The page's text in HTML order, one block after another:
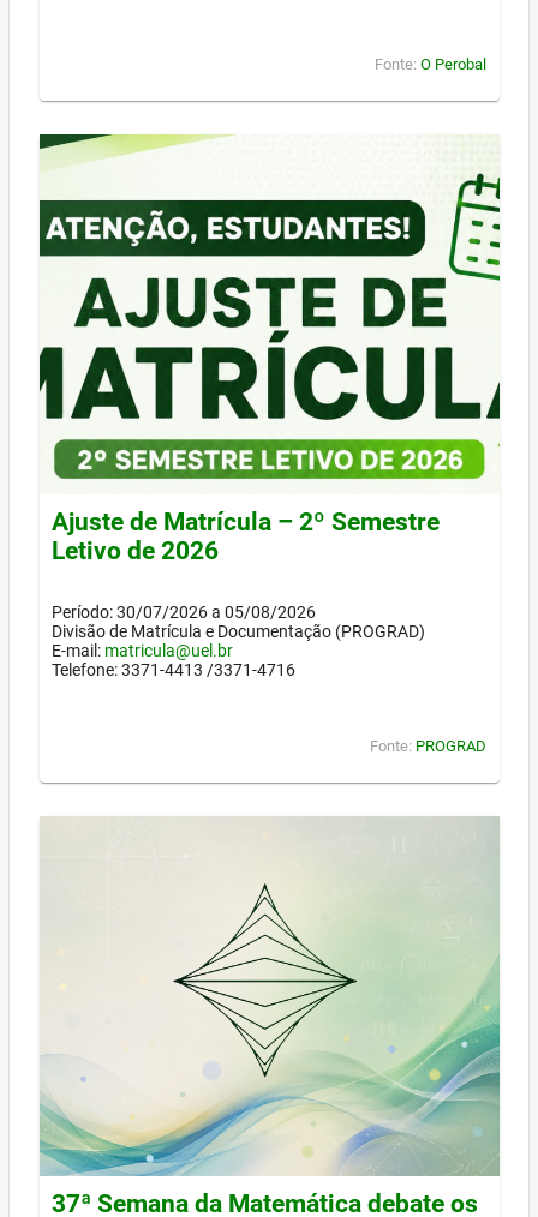
Fonte: O Perobal
Ajuste de Matrícula – 2º Semestre
Letivo de 2026
Período: 30/07/2026 a 05/08/2026
Divisão de Matrícula e Documentação (PROGRAD)
E-mail: matricula@uel.br
Telefone: 3371-4413 /3371-4716
Fonte: PROGRAD
37ª Semana da Matemática debate os